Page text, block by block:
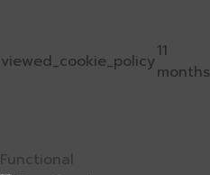
viewed_cookie_policy11
months
Functional